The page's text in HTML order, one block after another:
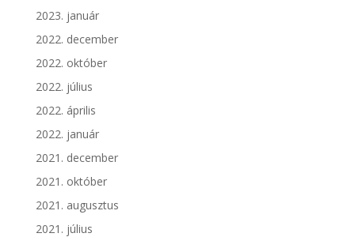
2023. január
2022. december
2022. október
2022. július
2022. április
2022. január
2021. december
2021. október
2021. augusztus
2021. július